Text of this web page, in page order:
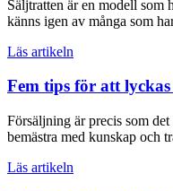
Säljtratten är en modell som
känns igen av många som
Läs artikeln
Fem tips för att
Försäljning är precis som
bemästra med kunskap och
Läs artikeln